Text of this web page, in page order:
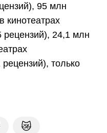
95 млн
кинотеатрах
рецензий), 24,1 млн
рецензий), только
😿